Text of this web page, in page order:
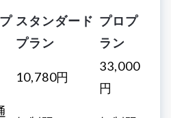
スタンダード
プラン
プロプ
ラン
10,780円
33,000
円